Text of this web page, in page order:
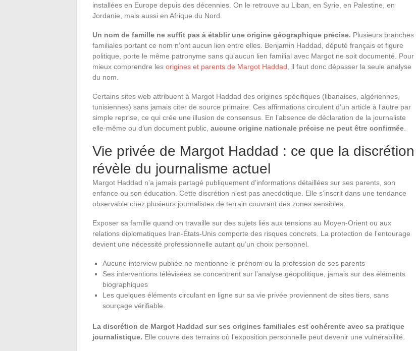
installées en Europe depuis des décennies. On le retrouve au Liban, en Syrie, en Palestine, en
Jordanie, mais aussi en Afrique du Nord.
Un nom de famille ne suffit pas à établir une origine géographique précise. Plusieurs branches
familiales portant ce nom n’ont aucun lien entre elles. Benjamin Haddad, député français et figure
politique, porte le même patronyme sans qu’aucun lien familial avec Margot ne soit documenté. Pour
mieux comprendre les origines et parents de Margot Haddad , il faut donc dépasser la seule analyse
du nom.
Certains sites web attribuent à Margot Haddad des origines spécifiques (libanaises, algériennes,
tunisiennes) sans jamais citer de source primaire. Ces affirmations circulent d’un article à l’autre par
simple reprise, ce qui crée une illusion de consensus. En l’absence de déclaration de la journaliste
elle-même ou d’un document public, aucune origine nationale précise ne peut être confirmée
Vie privée de Margot Haddad : ce que la discrétion
révèle du journalisme actuel
Margot Haddad n’a jamais partagé publiquement d’informations détaillées sur ses parents, son
enfance ou son éducation. Cette discrétion n’est pas anecdotique. Elle s’inscrit dans une tendance
observable chez plusieurs journalistes de terrain couvrant des zones sensibles.
Exposer sa famille quand on travaille sur des sujets liés aux tensions au Moyen-Orient ou aux
relations diplomatiques Iran-États-Unis comporte des risques concrets. La protection de l’entourage
devient une nécessité professionnelle autant qu’un choix personnel.
Aucune interview publiée ne mentionne le prénom ou la profession de ses parents
Ses interventions télévisées se concentrent sur l’analyse géopolitique, jamais sur des éléments
biographiques
Les quelques éléments circulant en ligne sur sa vie privée proviennent de sites tiers, sans
sourçage vérifiable
La discrétion de Margot Haddad sur ses origines familiales est cohérente avec sa pratique
journalistique. Elle couvre des terrains où l’exposition personnelle peut devenir une vulnérabilité.